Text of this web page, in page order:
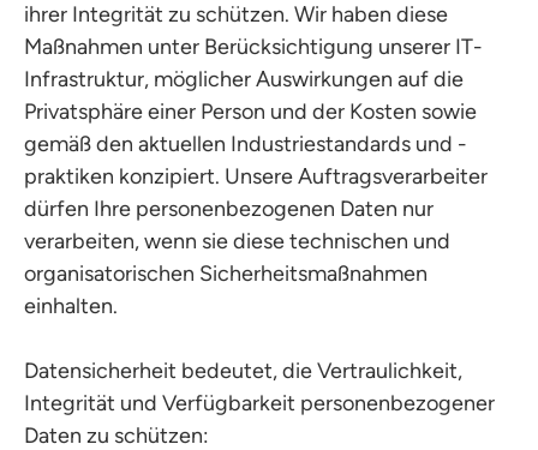
ihrer Integrität zu schützen. Wir haben diese
Maßnahmen unter Berücksichtigung unserer IT-
Infrastruktur, möglicher Auswirkungen auf die
Privatsphäre einer Person und der Kosten sowie
gemäß den aktuellen Industriestandards und -
praktiken konzipiert. Unsere Auftragsverarbeiter
dürfen Ihre personenbezogenen Daten nur
verarbeiten, wenn sie diese technischen und
organisatorischen Sicherheitsmaßnahmen
einhalten.
Datensicherheit bedeutet, die Vertraulichkeit,
Integrität und Verfügbarkeit personenbezogener
Daten zu schützen: